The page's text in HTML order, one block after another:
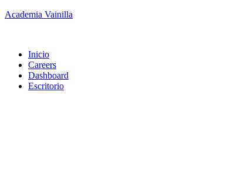
Academia Vainilla
Inicio
Careers
Dashboard
Escritorio